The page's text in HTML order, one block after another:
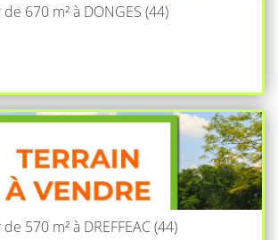
670 m² à DONGES (44)
570 m² à DREFFEAC (44)